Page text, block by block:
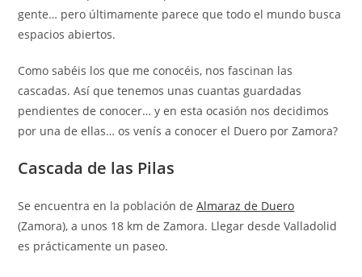
gente… pero últimamente parece que todo el mundo busca
espacios abiertos.
Como sabéis los que me conocéis, nos fascinan las
cascadas. Así que tenemos unas cuantas guardadas
pendientes de conocer… y en esta ocasión nos decidimos
por una de ellas… os venís a conocer el Duero por Zamora?
Cascada de las Pilas
Se encuentra en la población deAlmaraz de Duero
(Zamora), a unos 18 km de Zamora. Llegar desde Valladolid
es prácticamente un paseo.